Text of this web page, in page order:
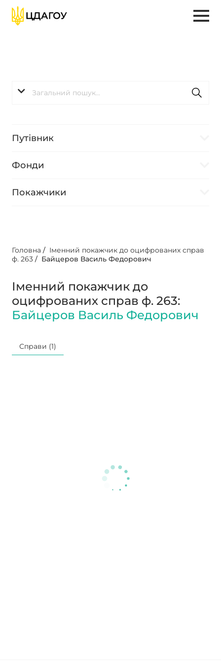
Путівник
Фонди
Покажчики
Головна / Іменний покажчик до оцифрованих справ
ф. 263 / Байцеров Василь Федорович
Іменний покажчик до
оцифрованих справ ф. 263:
Байцеров Василь Федорович
Справи (1)